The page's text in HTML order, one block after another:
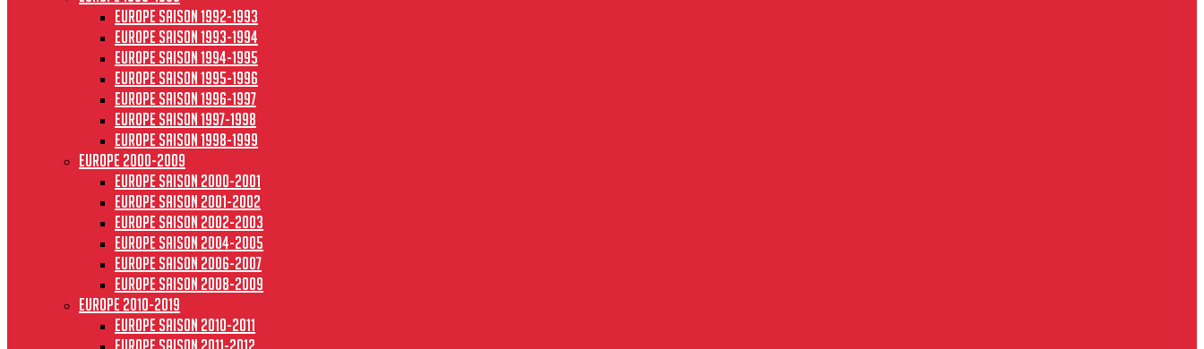
Europe saison 1992-1993
Europe saison 1993-1994
Europe saison 1994-1995
Europe saison 1995-1996
Europe saison 1996-1997
Europe Saison 1997-1998
Europe saison 1998-1999
Europe 2000-2009
Europe saison 2000-2001
Europe saison 2001-2002
Europe saison 2002-2003
Europe saison 2004-2005
Europe saison 2006-2007
Europe saison 2008-2009
Europe 2010-2019
Europe saison 2010-2011